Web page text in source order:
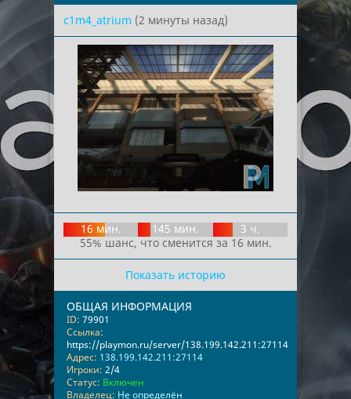
c1m4_atrium (2 минуты назад)
16 мин. 145 мин.
3 ч.
55% шанс, что сменится за 16 мин.
Показать историю
ОБЩАЯ ИНФОРМАЦИЯ
ID: 79901
Ссылка:
https://playmon.ru/server/138.199.142.211:27114
Адрес: 138.199.142.211:27114
Игроки: 2/4
Статус: Включен
Владелец: Не определён